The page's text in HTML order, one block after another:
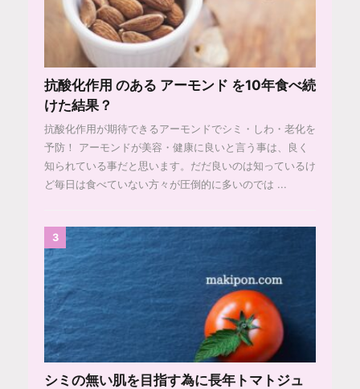
抗酸化作用 のある アーモンド を10年食べ続
けた結果？
抗酸化作用が期待できるアーモンドでシミ・しわ・老化を
予防！ アーモンドが美容・健康に良いと言う事は、良く
知られている事だと思います。だだ良いのは知っているけ
ど毎日は食べていない方々が圧倒的に多いのでは ...
3
シミの無い肌を目指す為に長年トマトジュ